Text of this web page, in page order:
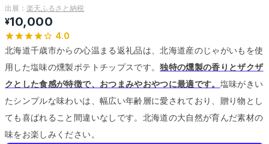
出展： 楽天ふるさと納税
¥10,000
4.0
北海道千歳市からの心温まる返礼品は、北海道産のじゃがいもを使
用した塩味の燻製ポテトチップスです。独特の燻製の香りとザクザ
クとした食感が特徴で、おつまみやおやつに最適です。 塩味がきい
たシンプルな味わいは、幅広い年齢層に愛されており、贈り物とし
ても喜ばれること間違いなしです。 北海道の大自然が育んだ素材の
味をお楽しみください。